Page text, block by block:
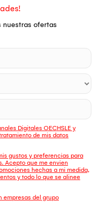
nuestras ofertas
Digitales OECHSLE y
de mis datos
gustos y preferencias para
Acepto que me envien
hechas a mi medida,
y todo lo que se alinee
empresas del grupo